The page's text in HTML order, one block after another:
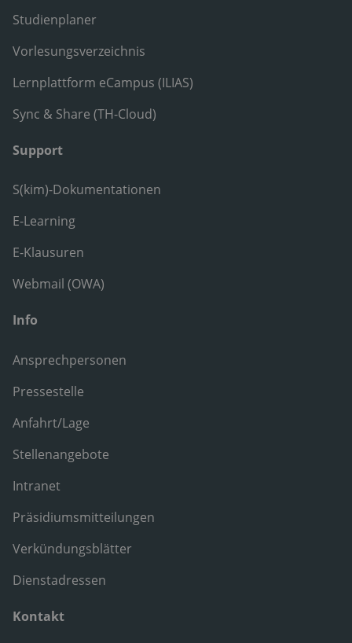
Studienplaner
Vorlesungsverzeichnis
Lernplattform eCampus (ILIAS)
Sync & Share (TH-Cloud)
Support
S(kim)-Dokumentationen
E-Learning
E-Klausuren
Webmail (OWA)
Info
Ansprechpersonen
Pressestelle
Anfahrt/Lage
Stellenangebote
Intranet
Präsidiumsmitteilungen
Verkündungsblätter
Dienstadressen
Kontakt